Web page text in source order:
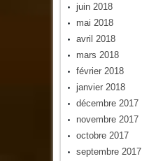
juin 2018
mai 2018
avril 2018
mars 2018
février 2018
janvier 2018
décembre 2017
novembre 2017
octobre 2017
septembre 2017